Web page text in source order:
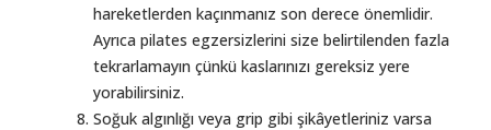
hareketlerden kaçınmanız son derece önemlidir.
Ayrıca pilates egzersizlerini size belirtilenden fazla
tekrarlamayın çünkü kaslarınızı gereksiz yere
yorabilirsiniz.
Soğuk algınlığı veya grip gibi şikâyetleriniz varsa